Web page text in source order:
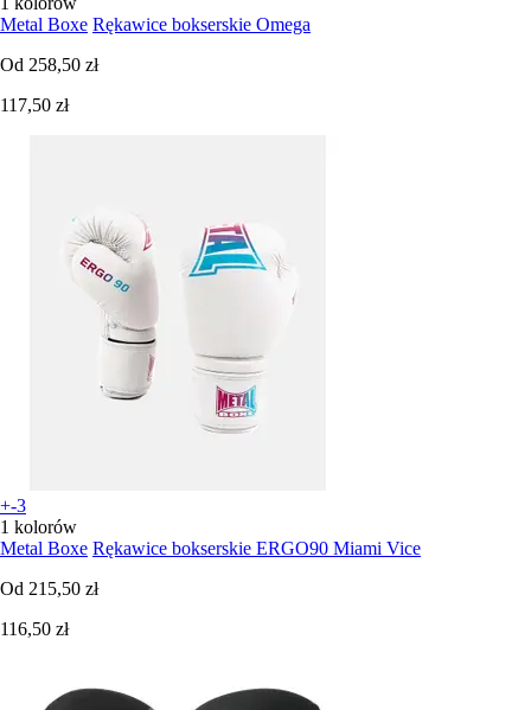
Metal Boxe Rękawice bokserskie Omega
Od 258,50 zł
117,50 zł
+-3
1 kolorów
Metal Boxe Rękawice bokserskie ERGO90 Miami Vice
Od 215,50 zł
116,50 zł